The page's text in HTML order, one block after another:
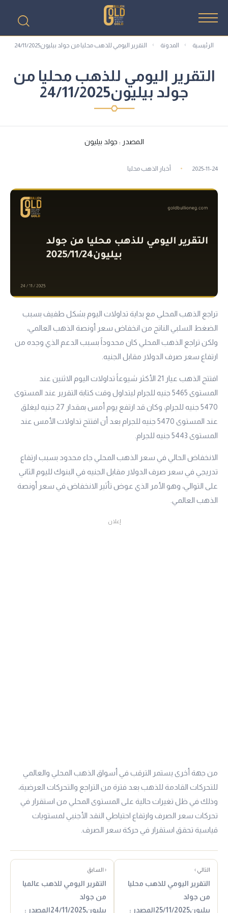
الرئيسية المدونة التقرير اليومي للذهب محليا من جولد بيليون24/11/2025
التقرير اليومي للذهب محليا من
جولد بيليون24/11/2025
المصدر : جولد بيليون
2025-11-24 أخبار الذهب محليا
تراجع الذهب المحلي مع بداية تداولات اليوم بشكل طفيف بسبب
الضغط السلبي الناتج من انخفاض سعر أونصة الذهب العالمي،
ولكن تراجع الذهب المحلي كان محدوداً بسبب الدعم الذي وجده من
ارتفاع سعر صرف الدولار مقابل الجنيه.
افتتح الذهب عيار 21
الأكثر شيوعاً تداولات اليوم الاثنين عند
المستوى 5465 جنيه للجرام ليتداول وقت كتابة التقرير عند المستوى
5470 جنيه للجرام، وكان قد ارتفع يوم أمس بمقدار 27 جنيه ليغلق
عند المستوى 5470 جنيه للجرام بعد أن افتتح تداولات الأمس عند
المستوى 5443 جنيه للجرام.
الانخفاض الحالي في سعر الذهب المحلي جاء محدود بسبب ارتفاع
تدريجي في سعر صرف الدولار مقابل الجنيه في البنوك لليوم الثاني
على التوالي، وهو الأمر الذي عوض تأثير الانخفاض في سعر أونصة
الذهب العالمي.
إعلان
من جهة أخرى يستمر الترقب في أسواق الذهب المحلي والعالمي
للتحركات القادمة للذهب بعد فترة من التراجع والتحركات العرضية،
وذلك في ظل تغيرات حالية على المستوى المحلي من استقرار في
تحركات سعر الصرف وارتفاع احتياطي النقد الأجنبي لمستويات
قياسية تحقق استقرار في حركة سعر الصرف.
التالي ›
التقرير اليومي للذهب محليا
من جولد
بيليون25/11/2025المصدر :
‹ السابق
التقرير اليومي للذهب عالميا
من جولد
بيليون24/11/2025المصدر :